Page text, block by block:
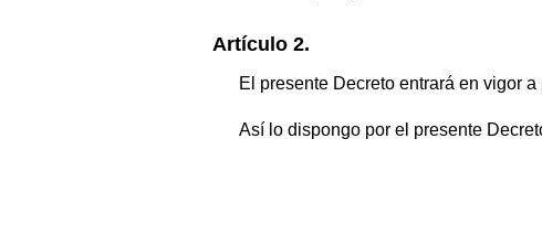
Artículo 2.
El presente Decreto entrará en vigor
Así lo dispongo por el presente